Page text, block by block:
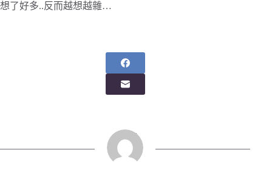
想了好多..反而越想越雜…